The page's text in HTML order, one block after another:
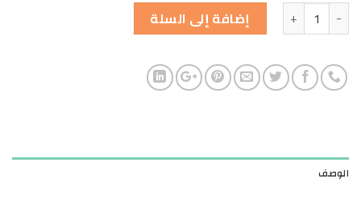
الكمية إضافة إلى السلة
الوصف